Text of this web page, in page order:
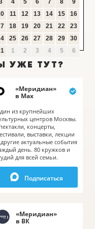
4 5 6 7 8
9
11 12 13 14 15
16
18 19 20 21 22
23
25 26 27 28 29
30
1 2 3 4 5 6
УЖЕ ТУТ?
«Меридиан»
в Мах
из крупнейших
центров Москвы.
концерты,
выставки, лекции
актуальные события
день. 80 кружков и
для всей семьи.
Подписаться
«Меридиан»
в ВК